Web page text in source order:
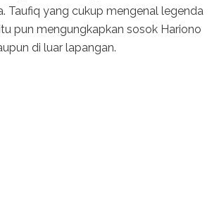
Taufiq yang cukup mengenal legenda
pun mengungkapkan sosok Hariono
di luar lapangan.